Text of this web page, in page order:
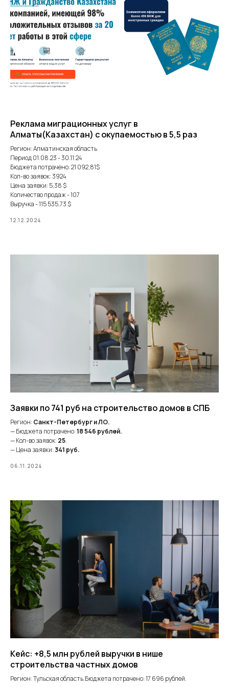
Реклама миграционных услуг в
Алматы(Казахстан) с окупаемостью в 5,5 раз
Регион: Алматинская область
Период 01.08.23 - 30.11.24
Бюджета потрачено: 21 092,81$
Кол-во заявок: 3924
Цена заявки: 5,38 $
Количество продаж - 107
Выручка - 115 535,73 $
12.12.2024
Заявки по 741 руб на строительство домов в СПБ
Регион:Санкт-Петербург и ЛО.
— Бюджета потрачено:18 546 рублей.
— Кол-во заявок:25.
— Цена заявки:341 руб.
06.11.2024
Кейс: +8,5 млн рублей выручки в нише
строительства частных домов
Регион: Тульская область.Бюджета потрачено: 17 696 рублей.